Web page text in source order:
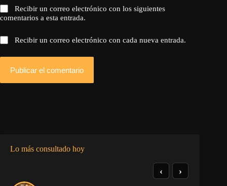
Recibir un correo electrónico con los siguientes
comentarios a esta entrada.
Recibir un correo electrónico con cada nueva entrada.
Publicar el comentario
Lo más consultado hoy
‹ ›